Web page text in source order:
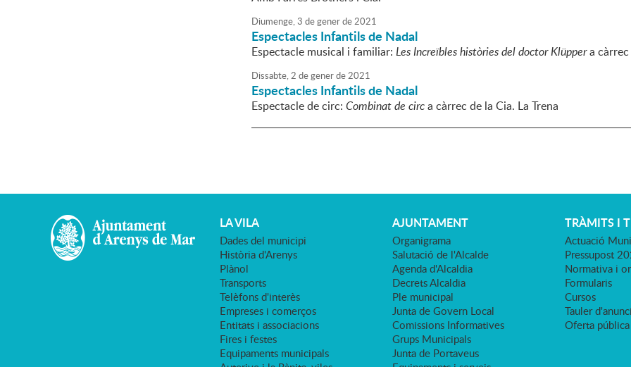
Diumenge,3 degenerde2021
Espectacles Infantils de Nadal
Espectacle musical i familiar: Les Increïbles històries del doctor Klüppera càrrec
Dissabte,2 degenerde2021
Espectacles Infantils de Nadal
Espectacle de circ: Combinat de circa càrrec de la Cia. La Trena
LA VILA
Dades del municipi
Història d'Arenys
Plànol
Transports
Telèfons d'interès
Empreses i comerços
Entitats i associacions
Fires i festes
Equipaments municipals
AJUNTAMENT
Organigrama
Salutació de l'Alcalde
Agenda d'Alcaldia
Decrets Alcaldia
Ple municipal
Junta de Govern Local
Comissions Informatives
Grups Municipals
Junta de Portaveus
TRÀMITS I
Actuació
Pressupost
Normativa i
Formularis
Cursos
Tauler
Oferta